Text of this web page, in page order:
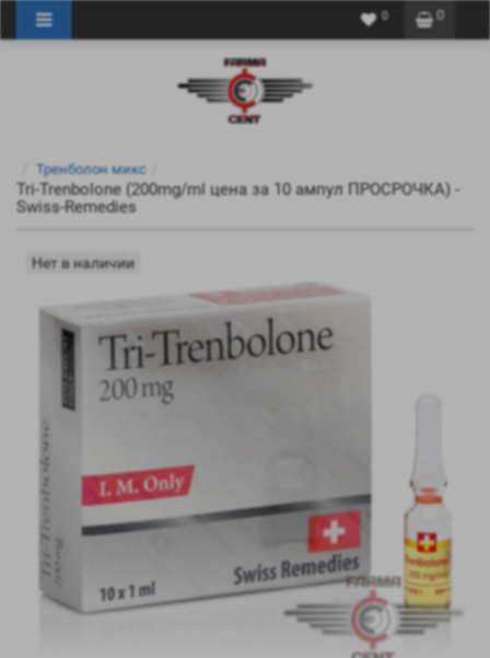
0
0
Тренболон микс
Tri-Trenbolone (200mg/ml цена за 10 ампул ПРОСРОЧКА) -
Swiss-Remedies
Нет в наличии